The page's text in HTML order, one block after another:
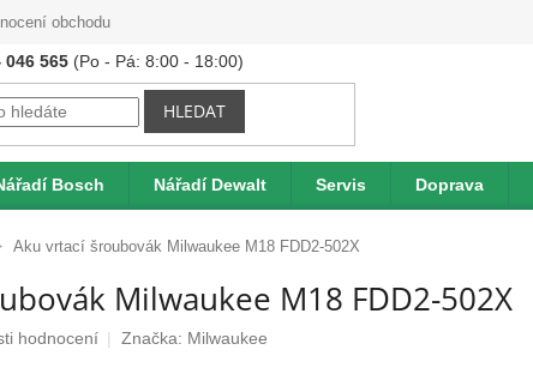
obchodu
046 565
HLEDAT
Bosch Nářadí Dewalt Servis Doprava
Aku vrtací šroubovák Milwaukee M18 FDD2-502X
Milwaukee M18 FDD2-502X
hodnocení Značka: Milwaukee